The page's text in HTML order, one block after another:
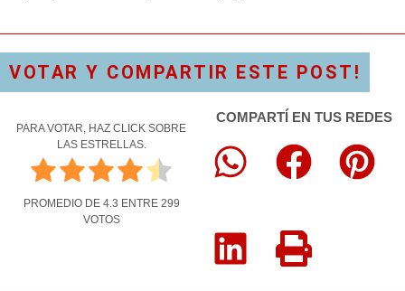
VOTAR Y COMPARTIR ESTE POST!
PARA VOTAR, HAZ CLICK SOBRE
LAS ESTRELLAS.
PROMEDIO DE 4.3 ENTRE 299
VOTOS
COMPARTÍ EN TUS REDES